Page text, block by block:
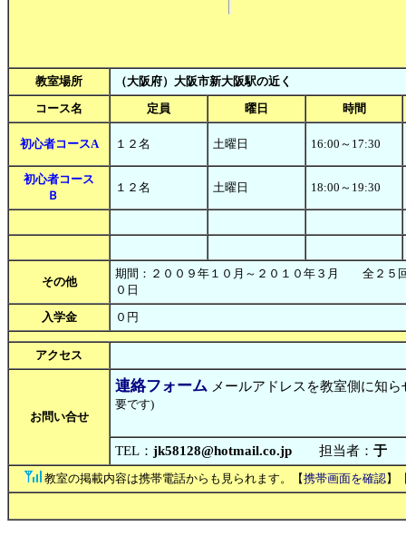
教室場所
（大阪府）大阪市新大阪駅の近く
コース名
定員 曜日 時間
初心者コースA １２名 土曜日 16:00～17:30
初心者コース
Ｂ
１２名 土曜日 18:00～19:30
その他
期間：２００９年１０月～２０１０年３月 全
０日
入学金
０円
アクセス
お問い合せ
連絡フォーム メールアドレスを教室側に知
要です)
TEL： jk58128@hotmail.co.jp 担当者： 于
教室の掲載内容は携帯電話からも見られます。【携帯画面を確認】